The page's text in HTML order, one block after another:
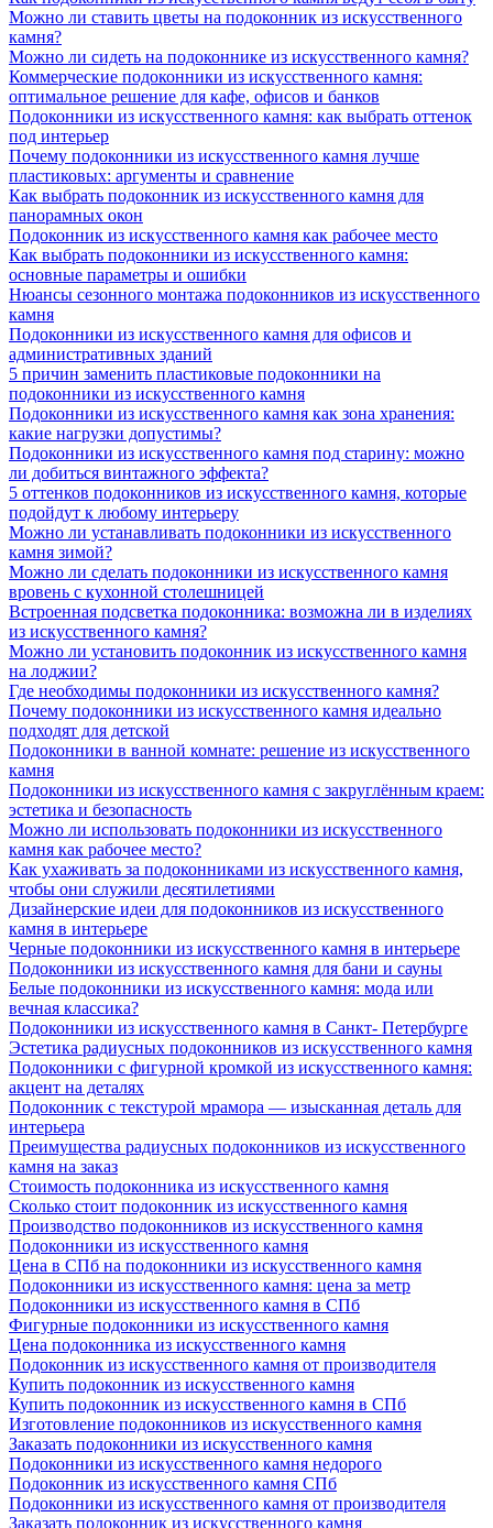
Можно ли ставить цветы на подоконник из искусственного
камня?
Можно ли сидеть на подоконнике из искусственного камня?
Коммерческие подоконники из искусственного камня:
оптимальное решение для кафе, офисов и банков
Подоконники из искусственного камня: как выбрать оттенок
под интерьер
Почему подоконники из искусственного камня лучше
пластиковых: аргументы и сравнение
Как выбрать подоконник из искусственного камня для
панорамных окон
Подоконник из искусственного камня как рабочее место
Как выбрать подоконники из искусственного камня:
основные параметры и ошибки
Нюансы сезонного монтажа подоконников из искусственного
камня
Подоконники из искусственного камня для офисов и
административных зданий
5 причин заменить пластиковые подоконники на
подоконники из искусственного камня
Подоконники из искусственного камня как зона хранения:
какие нагрузки допустимы?
Подоконники из искусственного камня под старину: можно
ли добиться винтажного эффекта?
5 оттенков подоконников из искусственного камня, которые
подойдут к любому интерьеру
Можно ли устанавливать подоконники из искусственного
камня зимой?
Можно ли сделать подоконники из искусственного камня
вровень с кухонной столешницей
Встроенная подсветка подоконника: возможна ли в изделиях
из искусственного камня?
Можно ли установить подоконник из искусственного камня
на лоджии?
Где необходимы подоконники из искусственного камня?
Почему подоконники из искусственного камня идеально
подходят для детской
Подоконники в ванной комнате: решение из искусственного
камня
Подоконники из искусственного камня с закруглённым краем:
эстетика и безопасность
Можно ли использовать подоконники из искусственного
камня как рабочее место?
Как ухаживать за подоконниками из искусственного камня,
чтобы они служили десятилетиями
Дизайнерские идеи для подоконников из искусственного
камня в интерьере
Черные подоконники из искусственного камня в интерьере
Подоконники из искусственного камня для бани и сауны
Белые подоконники из искусственного камня: мода или
вечная классика?
Подоконники из искусственного камня в Санкт- Петербурге
Эстетика радиусных подоконников из искусственного камня
Подоконники с фигурной кромкой из искусственного камня:
акцент на деталях
Подоконник с текстурой мрамора — изысканная деталь для
интерьера
Преимущества радиусных подоконников из искусственного
камня на заказ
Стоимость подоконника из искусственного камня
Сколько стоит подоконник из искусственного камня
Производство подоконников из искусственного камня
Подоконники из искусственного камня
Цена в СПб на подоконники из искусственного камня
Подоконники из искусственного камня: цена за метр
Подоконники из искусственного камня в СПб
Фигурные подоконники из искусственного камня
Цена подоконника из искусственного камня
Подоконник из искусственного камня от производителя
Купить подоконник из искусственного камня
Купить подоконник из искусственного камня в СПб
Изготовление подоконников из искусственного камня
Заказать подоконники из искусственного камня
Подоконники из искусственного камня недорого
Подоконник из искусственного камня СПб
Подоконники из искусственного камня от производителя
Заказать подоконник из искусственного камня